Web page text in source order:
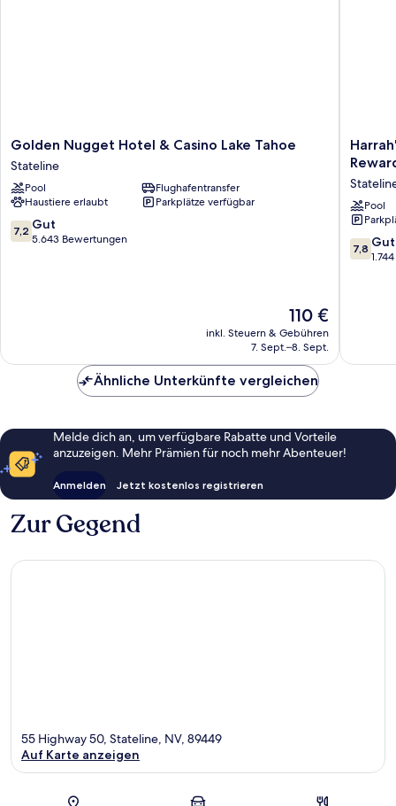
Golden
Nugget
Hotel
&
Casino
Lake
Tahoe
Golden Nugget Hotel & Casino Lake Tahoe
Stateline
Pool
Flughafentransfer
Haustiere erlaubt
Parkplätze verfügbar
7.2
von
7,2 Gut
5.643 Bewertungen
Der
Preis
beträgt
110 €
inkl. Steuern & Gebühren
7. Sept.–8. Sept.
Harrah's
Lake
Hotel
&
Casino
–
A
Pool
7.8
von
7,8 Gut
Ähnliche Unterkünfte vergleichen
Melde dich an, um verfügbare Rabatte und Vorteile
anzuzeigen. Mehr Prämien für noch mehr Abenteuer!
Anmelden Jetzt kostenlos registrieren
Zur Gegend
55 Highway 50, Stateline, NV, 89449
Auf Karte anzeigen